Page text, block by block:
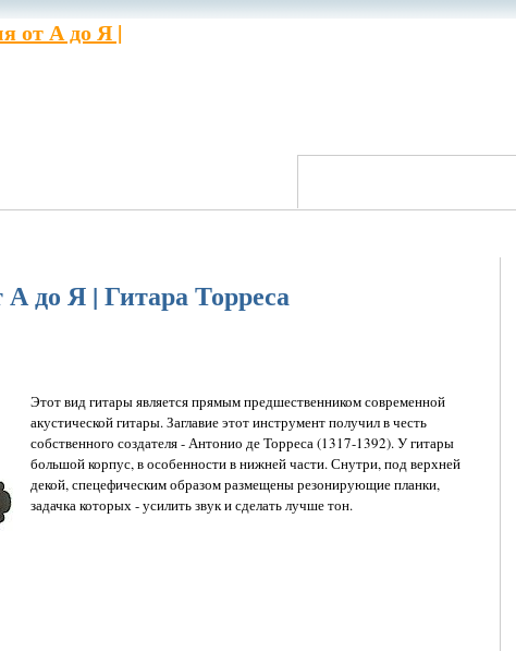
от А до Я |
до Я | Гитара Торреса
Этот вид гитары является прямым предшественником современной
акустической гитары. Заглавие этот инструмент получил в честь
собственного создателя - Антонио де Торреса (1317-1392). У гитары
большой корпус, в особенности в нижней части. Снутри, под верхней
декой, спецефическим образом размещены резонирующие планки,
задачка которых - усилить звук и сделать лучше тон.